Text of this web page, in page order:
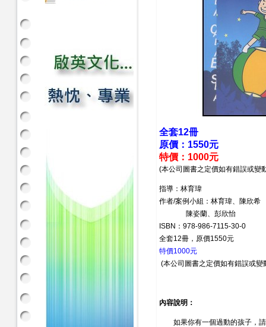
全套12冊
原價：1550元
特價：1000元
(本公司圖書之定價如有錯誤或變
指導：林育瑋
作者/案例小組：林育瑋、陳欣希
陳姿蘭、彭欣怡
ISBN：978-986-7115-30-0
全套12冊，原價1550元
特價1000元
(本公司圖書之定價如有錯誤或
內容說明：
如果你有一個過動的孩子，請